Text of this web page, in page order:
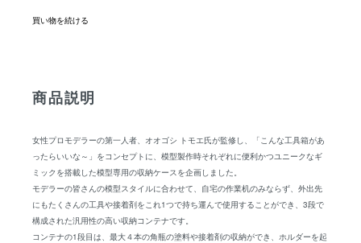
買い物を続ける
商品説明
女性プロモデラーの第一人者、オオゴシ トモエ氏が監修し、「こんな工具箱があ
ったらいいな～」をコンセプトに、模型製作時それぞれに便利かつユニークなギ
ミックを搭載した模型専用の収納ケースを企画しました。
モデラーの皆さんの模型スタイルに合わせて、自宅の作業机のみならず、外出先
にもたくさんの工具や接着剤をこれ1つで持ち運んで使用することができ、3段で
構成された汎用性の高い収納コンテナです。
コンテナの1段目は、最大４本の角瓶の塗料や接着剤の収納ができ、ホルダーを起